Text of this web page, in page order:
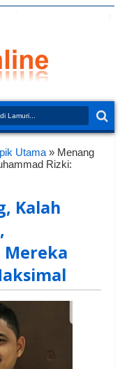
Utama » Menang
Rizki:
Kalah
Mereka